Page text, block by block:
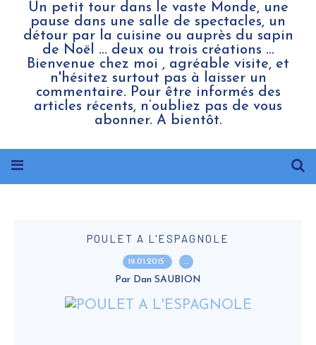
Un petit tour dans le vaste Monde, une
pause dans une salle de spectacles, un
détour par la cuisine ou auprès du sapin
de Noël ... deux ou trois créations …
Bienvenue chez moi , agréable visite, et
n'hésitez surtout pas à laisser un
commentaire. Pour être informés des
articles récents, n’oubliez pas de vous
abonner. A bientôt.
POULET A L'ESPAGNOLE
19.01.2015 …
Par Dan SAUBION